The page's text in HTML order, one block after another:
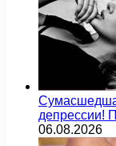
депрессии!
06.08.2026